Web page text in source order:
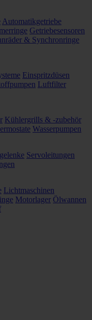
Automatikgetriebe
Getriebesensoren
& Synchronringe
Einspritzdüsen
Luftfilter
Kühlergrills & -zubehör
Wasserpumpen
Servoleitungen
Lichtmaschinen
Motorlager Ölwannen